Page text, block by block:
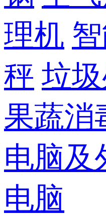
理机
秤 垃
果蔬消
电脑及
电脑